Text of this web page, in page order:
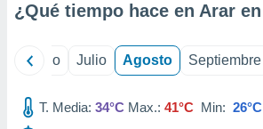
de
¿Qué tiempo hace en Arar en
Junio Julio Agosto Septiembre
T. Media: 34°C Max.: 41°C Min: 26°C